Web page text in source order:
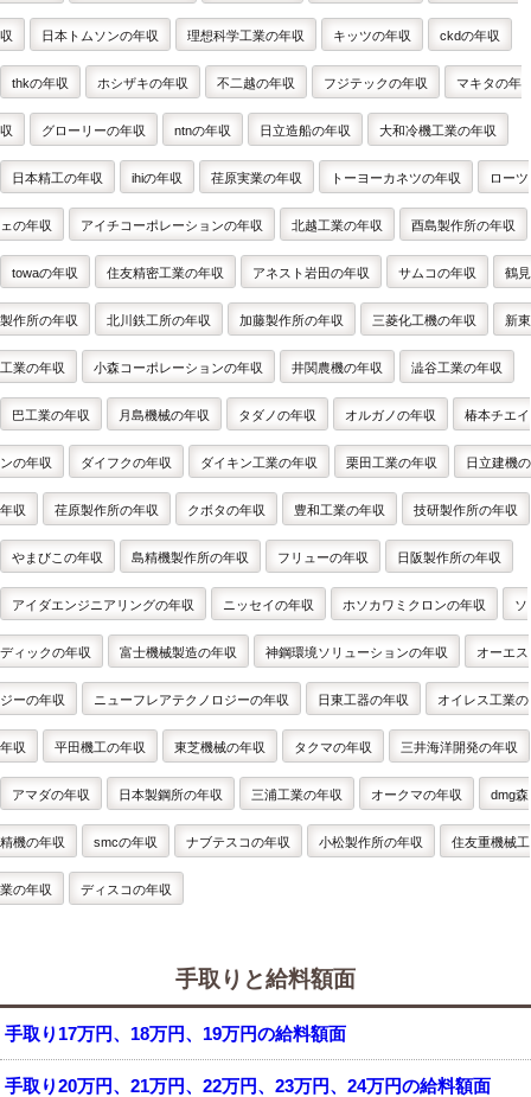
収 日本トムソンの年収 理想科学工業の年収 キッツの年収 ckdの年収
thkの年収 ホシザキの年収 不二越の年収 フジテックの年収 マキタの年
収 グローリーの年収 ntnの年収 日立造船の年収 大和冷機工業の年収
日本精工の年収 ihiの年収 荏原実業の年収 トーヨーカネツの年収 ローツ
ェの年収 アイチコーポレーションの年収 北越工業の年収 酉島製作所の年収
towaの年収 住友精密工業の年収 アネスト岩田の年収 サムコの年収 鶴見
製作所の年収 北川鉄工所の年収 加藤製作所の年収 三菱化工機の年収 新東
工業の年収 小森コーポレーションの年収 井関農機の年収 澁谷工業の年収
巴工業の年収 月島機械の年収 タダノの年収 オルガノの年収 椿本チエイ
ンの年収 ダイフクの年収 ダイキン工業の年収 栗田工業の年収 日立建機の
年収 荏原製作所の年収 クボタの年収 豊和工業の年収 技研製作所の年収
やまびこの年収 島精機製作所の年収 フリューの年収 日阪製作所の年収
アイダエンジニアリングの年収 ニッセイの年収 ホソカワミクロンの年収 ソ
ディックの年収 富士機械製造の年収 神鋼環境ソリューションの年収 オーエス
ジーの年収 ニューフレアテクノロジーの年収 日東工器の年収 オイレス工業の
年収 平田機工の年収 東芝機械の年収 タクマの年収 三井海洋開発の年収
アマダの年収 日本製鋼所の年収 三浦工業の年収 オークマの年収 dmg森
精機の年収 smcの年収 ナブテスコの年収 小松製作所の年収 住友重機械工
業の年収 ディスコの年収
手取りと給料額面
手取り17万円、18万円、19万円の給料額面
手取り20万円、21万円、22万円、23万円、24万円の給料額面